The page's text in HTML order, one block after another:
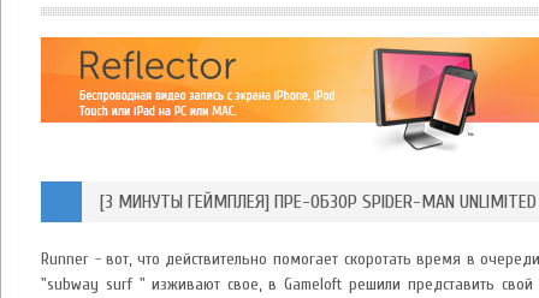
[3 МИНУТЫ ГЕЙМПЛЕЯ] ПРЕ-ОБЗОР SPIDER-MAN UNLIMITED
Runner - вот, что действительно помогает скоротать время в
"subway surf " изживают свое, в Gameloft решили представить